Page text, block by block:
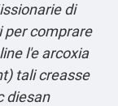
di
per comprare
l'e arcoxia
tali creasse
diesan